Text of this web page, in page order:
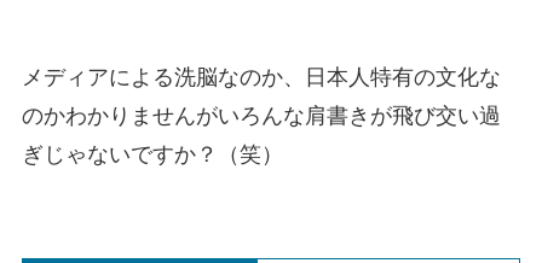
メディアによる洗脳なのか、日本人特有の文化な
のかわかりませんがいろんな肩書きが飛び交い過
ぎじゃないですか？（笑）